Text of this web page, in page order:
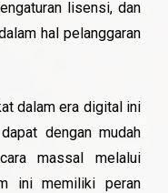
lisensi, dan
hal pelanggaran
dalam era digital ini
dengan mudah
massal melalui
ini memiliki peran